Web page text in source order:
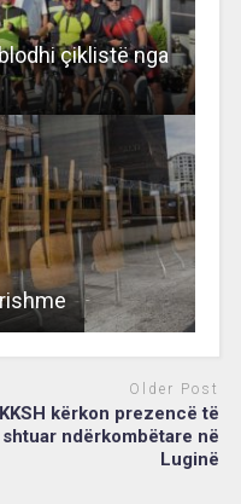
çiklistë nga
Older Post
KKSH kërkon prezencë të
shtuar ndërkombëtare në
Luginë